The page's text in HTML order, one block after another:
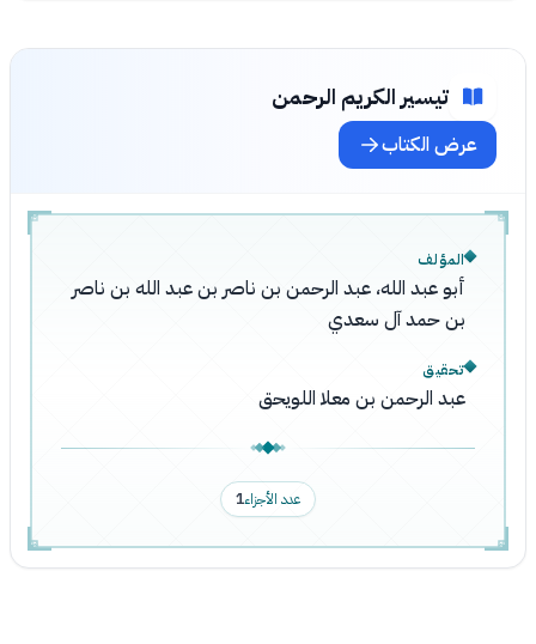
تيسير الكريم الرحمن
عرض الكتاب
المؤلف
أبو عبد الله، عبد الرحمن بن ناصر بن عبد الله بن ناصر
بن حمد آل سعدي
تحقيق
عبد الرحمن بن معلا اللويحق
عدد الأجزاء1